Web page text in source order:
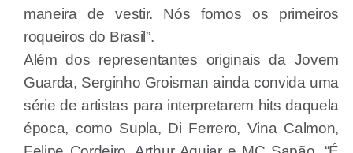
maneira de vestir. Nós fomos os primeiros
roqueiros do Brasil”.
Além dos representantes originais da Jovem
Guarda, Serginho Groisman ainda convida uma
série de artistas para interpretarem hits daquela
época, como Supla, Di Ferrero, Vina Calmon,